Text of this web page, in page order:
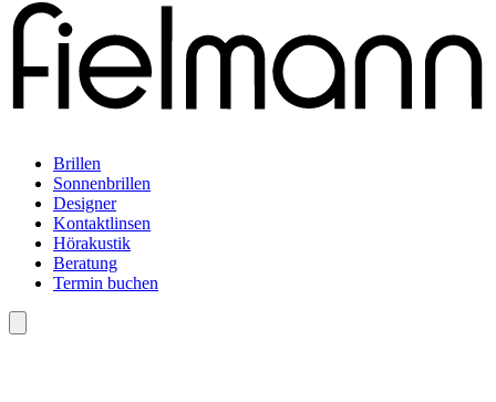
Brillen
Sonnenbrillen
Designer
Kontaktlinsen
Hörakustik
Beratung
Termin buchen